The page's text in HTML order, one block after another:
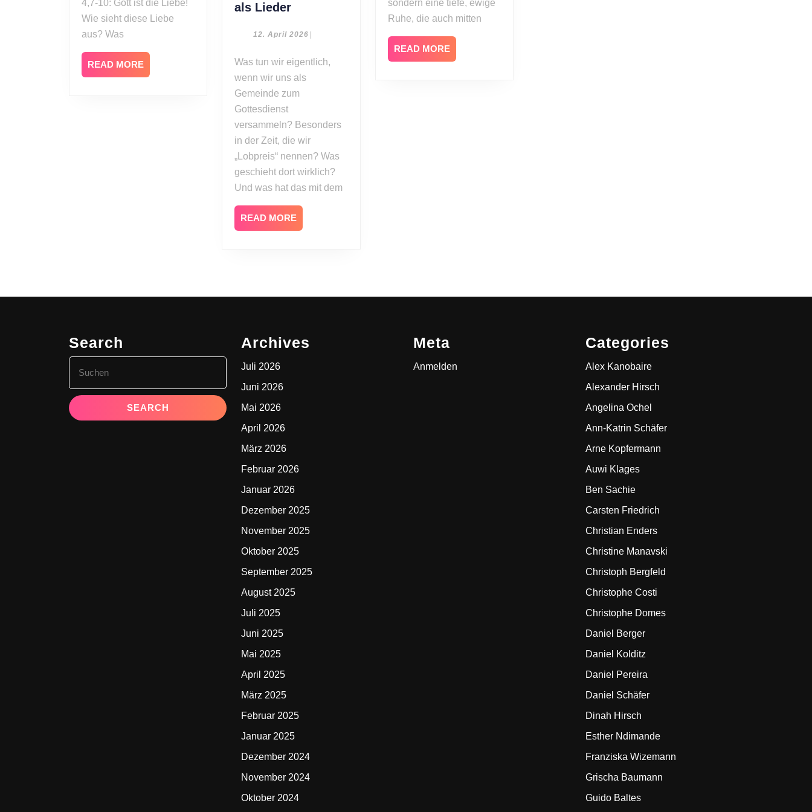
4,7-10: Gott ist die Liebe!
Wie sieht diese Liebe
aus? Was
READ MORE
MORE
als LiederAlexander
Anbetung
mehr
als
Lieder
12. April 2026 12.
|
Was tun wir eigentlich,
wenn wir uns als
Gemeinde zum
Gottesdienst
versammeln? Besonders
in der Zeit, die wir
„Lobpreis“ nennen? Was
geschieht dort wirklich?
Und was hat das mit dem
READ MORE
MORE
sondern eine tiefe, ewige
Ruhe, die auch mitten
READ MOREREAD
MORE
Search
for:
Archives
Juli 2026
Juni 2026
Mai 2026
April 2026
März 2026
Februar 2026
Januar 2026
Dezember 2025
November 2025
Oktober 2025
September 2025
August 2025
Juli 2025
Juni 2025
Mai 2025
April 2025
März 2025
Februar 2025
Januar 2025
Dezember 2024
November 2024
Oktober 2024
Meta
Anmelden
Categories
Alex Kanobaire
Alexander Hirsch
Angelina Ochel
Ann-Katrin Schäfer
Arne Kopfermann
Auwi Klages
Ben Sachie
Carsten Friedrich
Christian Enders
Christine Manavski
Christoph Bergfeld
Christophe Costi
Christophe Domes
Daniel Berger
Daniel Kolditz
Daniel Pereira
Daniel Schäfer
Dinah Hirsch
Esther Ndimande
Franziska Wizemann
Grischa Baumann
Guido Baltes